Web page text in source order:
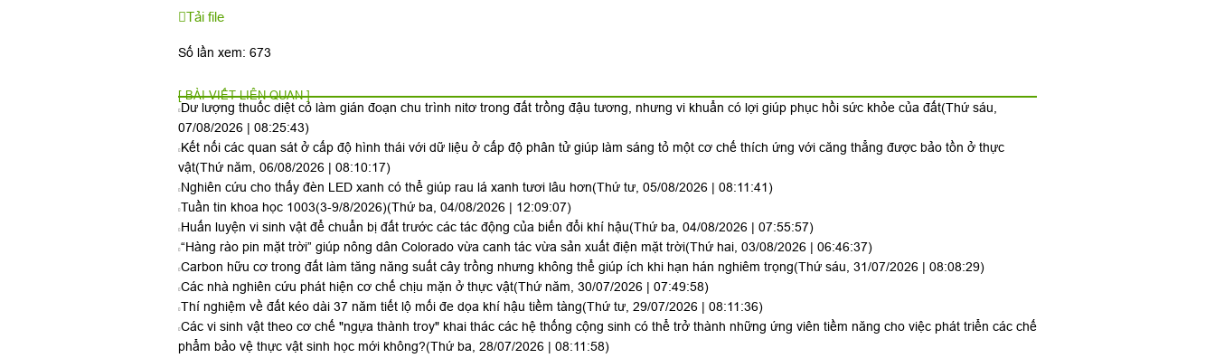
Tải file
Số lần xem: 673
[ BÀI VIẾT LIÊN QUAN ]
Dư lượng thuốc diệt cỏ làm gián đoạn chu trình nitơ trong đất trồng đậu tương, nhưng vi khuẩn có lợi giúp phục hồi sức khỏe của đất(Thứ sáu,
07/08/2026 | 08:25:43)
Kết nối các quan sát ở cấp độ hình thái với dữ liệu ở cấp độ phân tử giúp làm sáng tỏ một cơ chế thích ứng với căng thẳng được bảo tồn ở thực
vật(Thứ năm, 06/08/2026 | 08:10:17)
Nghiên cứu cho thấy đèn LED xanh có thể giúp rau lá xanh tươi lâu hơn(Thứ tư, 05/08/2026 | 08:11:41)
Tuần tin khoa học 1003(3-9/8/2026)(Thứ ba, 04/08/2026 | 12:09:07)
Huấn luyện vi sinh vật để chuẩn bị đất trước các tác động của biến đổi khí hậu(Thứ ba, 04/08/2026 | 07:55:57)
“Hàng rào pin mặt trời” giúp nông dân Colorado vừa canh tác vừa sản xuất điện mặt trời(Thứ hai, 03/08/2026 | 06:46:37)
Carbon hữu cơ trong đất làm tăng năng suất cây trồng nhưng không thể giúp ích khi hạn hán nghiêm trọng(Thứ sáu, 31/07/2026 | 08:08:29)
Các nhà nghiên cứu phát hiện cơ chế chịu mặn ở thực vật(Thứ năm, 30/07/2026 | 07:49:58)
Thí nghiệm về đất kéo dài 37 năm tiết lộ mối đe dọa khí hậu tiềm tàng(Thứ tư, 29/07/2026 | 08:11:36)
Các vi sinh vật theo cơ chế "ngựa thành troy" khai thác các hệ thống cộng sinh có thể trở thành những ứng viên tiềm năng cho việc phát triển các chế
phẩm bảo vệ thực vật sinh học mới không?(Thứ ba, 28/07/2026 | 08:11:58)